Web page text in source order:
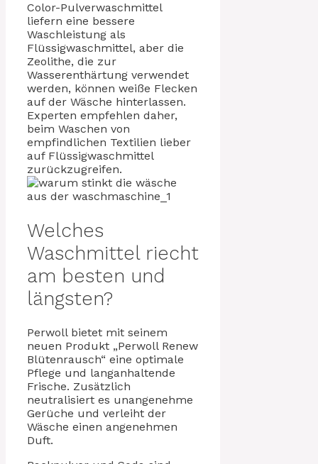
Color-Pulverwaschmittel
liefern eine bessere
Waschleistung als
Flüssigwaschmittel, aber die
Zeolithe, die zur
Wasserenthärtung verwendet
werden, können weiße Flecken
auf der Wäsche hinterlassen.
Experten empfehlen daher,
beim Waschen von
empfindlichen Textilien lieber
auf Flüssigwaschmittel
zurückzugreifen.
Welches
Waschmittel riecht
am besten und
längsten?
Perwoll bietet mit seinem
neuen Produkt „Perwoll Renew
Blütenrausch“ eine optimale
Pflege und langanhaltende
Frische. Zusätzlich
neutralisiert es unangenehme
Gerüche und verleiht der
Wäsche einen angenehmen
Duft.